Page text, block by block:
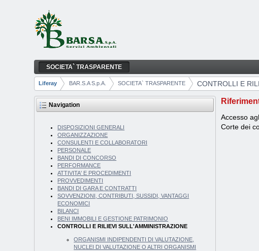
CONTROLLI E RILIEVI SULL'AMMINISTRAZIONE
Navigation
SOCIETA` TRASPARENTE
Breadcrumbs
Liferay BAR.S.A S.p.A. SOCIETA` TRASPARENTE CONTROLLI E
Navigation
DISPOSIZIONI GENERALI
ORGANIZZAZIONE
CONSULENTI E COLLABORATORI
PERSONALE
BANDI DI CONCORSO
PERFORMANCE
ATTIVITA' E PROCEDIMENTI
PROVVEDIMENTI
BANDI DI GARA E CONTRATTI
SOVVENZIONI, CONTRIBUTI, SUSSIDI, VANTAGGI
ECONOMICI
BILANCI
BENI IMMOBILI E GESTIONE PATRIMONIO
CONTROLLI E RILIEVI SULL'AMMINISTRAZIONE
ORGANISMI INDIPENDENTI DI VALUTAZIONE,
NUCLEI DI VALUTAZIONE O ALTRI ORGANISMI
Accesso
Corte dei